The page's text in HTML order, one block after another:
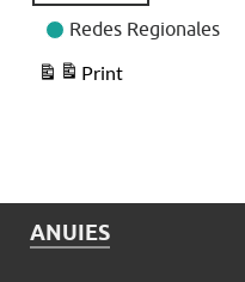
Redes Regionales
Print
View
ANUIES